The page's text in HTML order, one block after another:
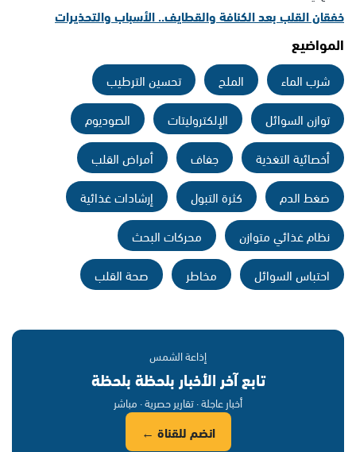
خفقان القلب بعد الكنافة والقطايف.. الأسباب والتحذيرات
المواضيع
شرب الماء الملح
تحسين الترطيب
توازن السوائل
الإلكتروليتات
الصوديوم
أخصائية التغذية
جفاف
أمراض القلب
ضغط الدم
كثرة التبول
إرشادات غذائية
نظام غذائي متوازن
محركات البحث
احتباس السوائل
مخاطر صحة القلب
إذاعة الشمس
تابع آخر الأخبار بلحظة بلحظة
أخبار عاجلة · تقارير حصرية · مباشر
انضم للقناة ←